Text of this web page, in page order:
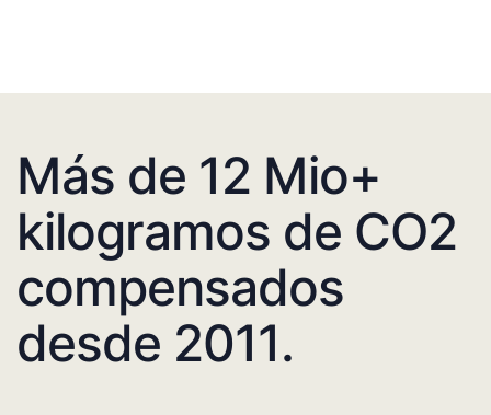
Más de 12 Mio+
kilogramos de CO2
compensados
desde 2011.